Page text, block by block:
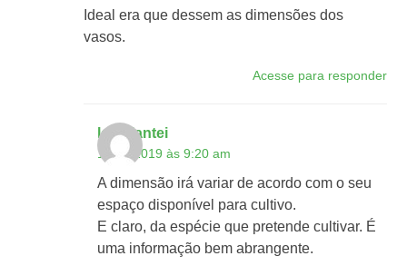
Ideal era que dessem as dimensões dos
vasos.
Acesse para responder
lojaplantei
10/07/2019 às 9:20 am
A dimensão irá variar de acordo com o seu
espaço disponível para cultivo.
E claro, da espécie que pretende cultivar. É
uma informação bem abrangente.